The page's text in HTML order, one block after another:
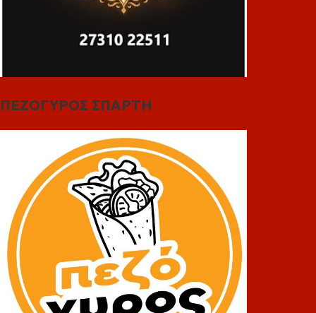
ΠΕΖΟΓΥΡΟΣ ΣΠΑΡΤΗ